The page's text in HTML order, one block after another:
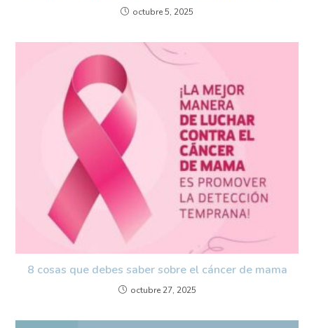
octubre 5, 2025
8 cosas que debes saber sobre el cáncer de mama
octubre 27, 2025